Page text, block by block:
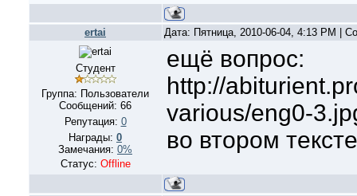
ertai Дата: Пятница, 2010-06-04, 4:13 PM |
Студент
Группа: Пользователи
Сообщений: 66
Репутация: 0
Награды: 0
Замечания: 0%
Статус: Offline
ещё вопрос:
http://
various/eng0-
во втором